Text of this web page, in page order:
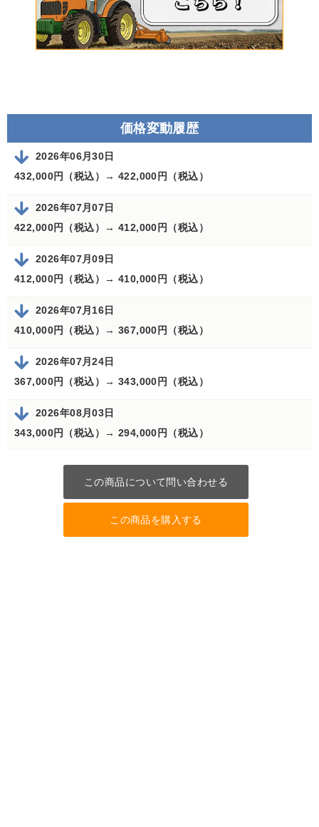
価格変動履歴
2026年06月30日
432,000円（税込）→ 422,000円（税込）
2026年07月07日
422,000円（税込）→ 412,000円（税込）
2026年07月09日
412,000円（税込）→ 410,000円（税込）
2026年07月16日
410,000円（税込）→ 367,000円（税込）
2026年07月24日
367,000円（税込）→ 343,000円（税込）
2026年08月03日
343,000円（税込）→ 294,000円（税込）
この商品について問い合わせる
この商品を購入する